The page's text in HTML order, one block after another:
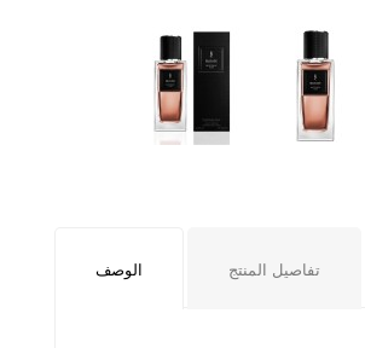
الوصف تفاصيل المنتج